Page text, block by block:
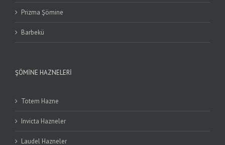
Prizma Şömine
Barbekü
ŞÖMINE HAZNELERI
Totem Hazne
Invicta Hazneler
Laudel Hazneler